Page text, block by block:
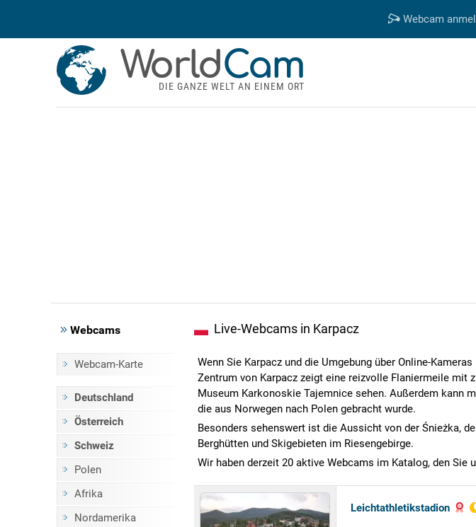
Webcam
WorldCam
DIE GANZE WELT AN EINEM ORT
Webcams
Webcam-Karte
Deutschland
Österreich
Schweiz
Polen
Afrika
Nordamerika
Live-Webcams in Karpacz
Wenn Sie Karpacz und die Umgebung über Online-
Zentrum von Karpacz zeigt eine reizvolle Flaniermeile mit
Museum Karkonoskie Tajemnice sehen. Außerdem kann
die aus Norwegen nach Polen gebracht wurde.
Besonders sehenswert ist die Aussicht von der Śnieżka,
Berghütten und Skigebieten im Riesengebirge.
Wir haben derzeit 20 aktive Webcams im Katalog, den Sie
Leichtathletikstadion